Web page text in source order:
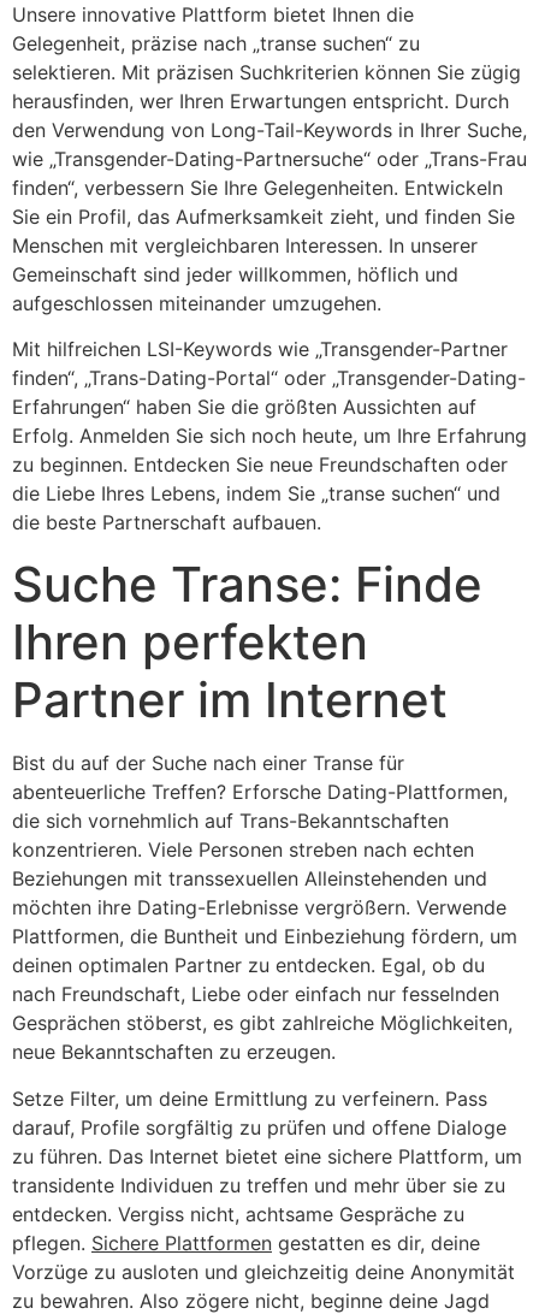
Unsere innovative Plattform bietet Ihnen die
Gelegenheit, präzise nach „transe suchen“ zu
selektieren. Mit präzisen Suchkriterien können Sie zügig
herausfinden, wer Ihren Erwartungen entspricht. Durch
den Verwendung von Long-Tail-Keywords in Ihrer Suche,
wie „Transgender-Dating-Partnersuche“ oder „Trans-Frau
finden“, verbessern Sie Ihre Gelegenheiten. Entwickeln
Sie ein Profil, das Aufmerksamkeit zieht, und finden Sie
Menschen mit vergleichbaren Interessen. In unserer
Gemeinschaft sind jeder willkommen, höflich und
aufgeschlossen miteinander umzugehen.
Mit hilfreichen LSI-Keywords wie „Transgender-Partner
finden“, „Trans-Dating-Portal“ oder „Transgender-Dating-
Erfahrungen“ haben Sie die größten Aussichten auf
Erfolg. Anmelden Sie sich noch heute, um Ihre Erfahrung
zu beginnen. Entdecken Sie neue Freundschaften oder
die Liebe Ihres Lebens, indem Sie „transe suchen“ und
die beste Partnerschaft aufbauen.
Suche Transe: Finde
Ihren perfekten
Partner im Internet
Bist du auf der Suche nach einer Transe für
abenteuerliche Treffen? Erforsche Dating-Plattformen,
die sich vornehmlich auf Trans-Bekanntschaften
konzentrieren. Viele Personen streben nach echten
Beziehungen mit transsexuellen Alleinstehenden und
möchten ihre Dating-Erlebnisse vergrößern. Verwende
Plattformen, die Buntheit und Einbeziehung fördern, um
deinen optimalen Partner zu entdecken. Egal, ob du
nach Freundschaft, Liebe oder einfach nur fesselnden
Gesprächen stöberst, es gibt zahlreiche Möglichkeiten,
neue Bekanntschaften zu erzeugen.
Setze Filter, um deine Ermittlung zu verfeinern. Pass
darauf, Profile sorgfältig zu prüfen und offene Dialoge
zu führen. Das Internet bietet eine sichere Plattform, um
transidente Individuen zu treffen und mehr über sie zu
entdecken. Vergiss nicht, achtsame Gespräche zu
pflegen. Sichere Plattformen gestatten es dir, deine
Vorzüge zu ausloten und gleichzeitig deine Anonymität
zu bewahren. Also zögere nicht, beginne deine Jagd